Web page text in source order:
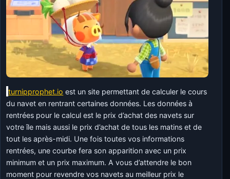
turnipprophet.io est un site permettant de calculer le cours
du navet en rentrant certaines données. Les données à
rentrées pour le calcul est le prix d’achat des navets sur
votre île mais aussi le prix d’achat de tous les matins et de
tout les après-midi. Une fois toutes vos informations
rentrées, une courbe fera son apparition avec un prix
minimum et un prix maximum. A vous d’attendre le bon
moment pour revendre vos navets au meilleur prix le